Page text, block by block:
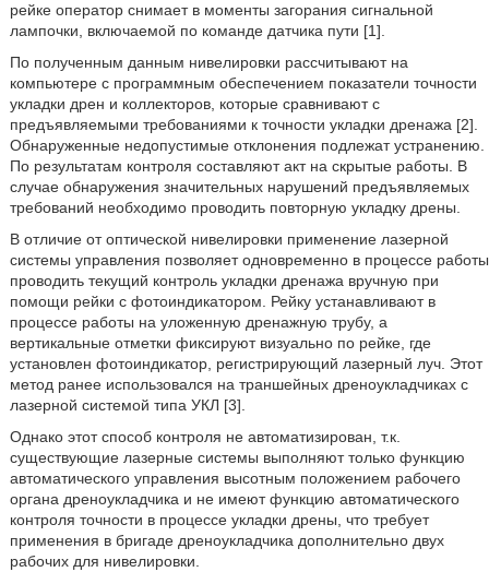
рейке оператор снимает в моменты загорания сигнальной
лампочки, включаемой по команде датчика пути [1].
По полученным данным нивелировки рассчитывают на
компьютере с программным обеспечением показатели точности
укладки дрен и коллекторов, которые сравнивают с
предъявляемыми требованиями к точности укладки дренажа [2].
Обнаруженные недопустимые отклонения подлежат устранению.
По результатам контроля составляют акт на скрытые работы. В
случае обнаружения значительных нарушений предъявляемых
требований необходимо проводить повторную укладку дрены.
В отличие от оптической нивелировки применение лазерной
системы управления позволяет одновременно в процессе работы
проводить текущий контроль укладки дренажа вручную при
помощи рейки с фотоиндикатором. Рейку устанавливают в
процессе работы на уложенную дренажную трубу, а
вертикальные отметки фиксируют визуально по рейке, где
установлен фотоиндикатор, регистрирующий лазерный луч. Этот
метод ранее использовался на траншейных дреноукладчиках с
лазерной системой типа УКЛ [3].
Однако этот способ контроля не автоматизирован, т.к.
существующие лазерные системы выполняют только функцию
автоматического управления высотным положением рабочего
органа дреноукладчика и не имеют функцию автоматического
контроля точности в процессе укладки дрены, что требует
применения в бригаде дреноукладчика дополнительно двух
рабочих для нивелировки.